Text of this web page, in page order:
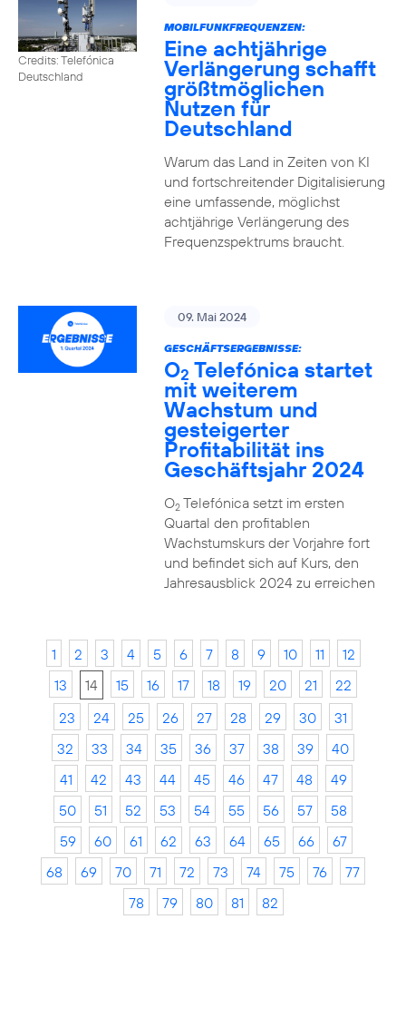
Credits: Telefónica
Deutschland
MOBILFUNKFREQUENZEN:
Eine achtjährige
Verlängerung schafft
größtmöglichen
Nutzen für
Deutschland
Warum das Land in Zeiten von KI
und fortschreitender Digitalisierung
eine umfassende, möglichst
achtjährige Verlängerung des
Frequenzspektrums braucht.
09. Mai 2024
GESCHÄFTSERGEBNISSE:
O2 Telefónica startet
mit weiterem
Wachstum und
gesteigerter
Profitabilität ins
Geschäftsjahr 2024
O2Telefónica setzt im ersten
Quartal den profitablen
Wachstumskurs der Vorjahre fort
und befindet sich auf Kurs, den
Jahresausblick 2024 zu erreichen
1 2 3 4 5 6 7 8 9 10 11
12
13
14 15 16 17 18 19 20 21
22
23
24 25 26 27 28 29 30
31
32
33 34 35 36 37 38 39
40
41
42 43 44 45 46 47 48
49
50
51 52 53 54 55 56 57
58
59
60 61 62 63 64 65 66
67
68
69 70 71 72 73 74 75 76
77
78
79 80 81 82